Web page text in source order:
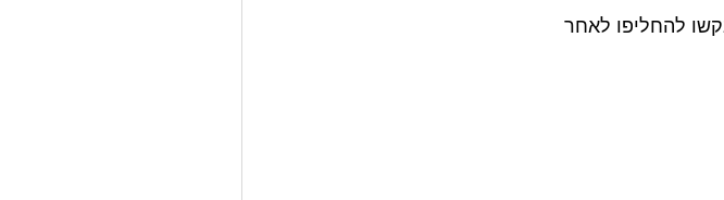
להחליפו לאחר